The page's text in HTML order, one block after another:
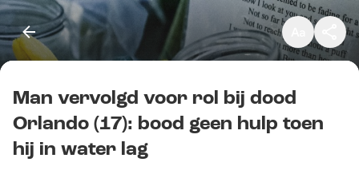
Kopieer link
Man vervolgd voor rol bij dood
Orlando (17): bood geen hulp toen
hij in water lag